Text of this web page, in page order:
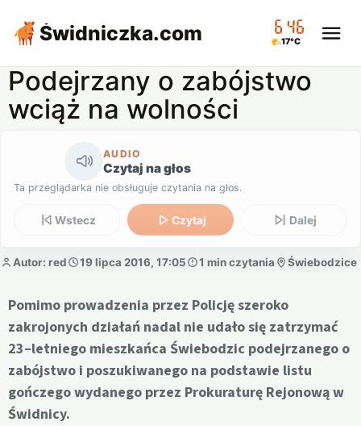
Świdniczka.com 06:46
17°C
Podejrzany o zabójstwo
wciąż na wolności
AUDIO
Czytaj na głos
Ta przeglądarka nie obsługuje czytania na głos.
Wstecz Czytaj Dalej
Autor: red 19 lipca 2016, 17:05 1 min czytania Świebodzice
Pomimo prowadzenia przez Policję szeroko
zakrojonych działań nadal nie udało się zatrzymać
23–letniego mieszkańca Świebodzic podejrzanego o
zabójstwo i poszukiwanego na podstawie listu
gończego wydanego przez Prokuraturę Rejonową w
Świdnicy.